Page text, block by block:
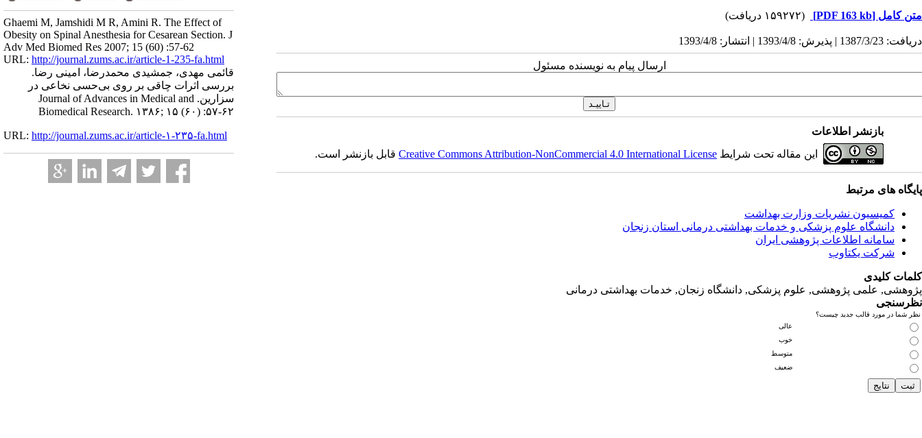
Ghaemi M, Jamshidi M R, Amini R. The Effect of
Obesity on Spinal Anesthesia for Cesarean Section. J
Adv Med Biomed Res 2007; 15 (60) :57-62
URL: http://journal.zums.ac.ir/article-1-235-fa.html
قائمی مهدی، جمشیدی محمدرضا، امینی رضا.
بررسی اثرات چاقی بر روی بی‌حسی نخاعی در
سزارین. Journal of Advances in Medical and
Biomedical Research. ۱۳۸۶; ۱۵ (۶۰) :۵۷-۶۲
URL: http://journal.zums.ac.ir/article-۱-۲۳۵-fa.html
متن کامل [PDF 163 kb] (۱۵۹۲۷۲ دریافت)
دریافت: 1387/3/23 | پذیرش: 1393/4/8 | انتشار: 1393/4/8
ارسال پیام به نویسنده مسئول
بازنشر اطلاعات
این مقاله تحت شرایط Creative Commons Attribution-NonCommercial 4.0 International Licenseقابل بازنشر است.
پایگاه های مرتبط
کمیسیون نشریات وزارت بهداشت
دانشگاه‌ علوم‌ پزشکی‌ و خدمات‌ بهداشتی‌ درمانی‌ استان‌ زنجان
سامانه اطلاعات پژوهشی ایران
شرکت یکتاوب
کلمات کلیدی
پژوهشی, علمی پژوهشی, علوم‌ پزشکی‌, دانشگاه زنجان, خدمات‌ بهداشتی‌ درمانی‌
نظرسنجی
نظر شما در مورد قالب جدید چیست؟
عالی
خوب
متوسط
ضعیف